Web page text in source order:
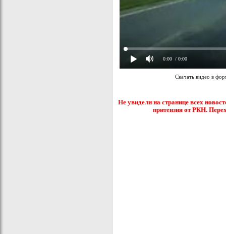
0:00 / 0:00
Скачать видео в
Не увидели на странице всех
притензия от РКН.